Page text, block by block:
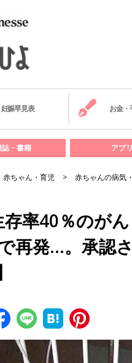
妊娠早見表 お金・
誌・書籍 アプリ
赤ちゃん・育児 赤ちゃんの病気
率40％のが
再発…。承認